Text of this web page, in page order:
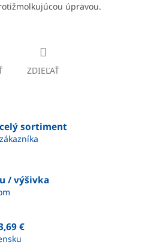
úpravou.
ZDIEĽAŤ
sortiment
/ výšivka
€